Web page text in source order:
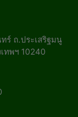
ร์ ถ.ประเสริฐมนู
ทพฯ 10240